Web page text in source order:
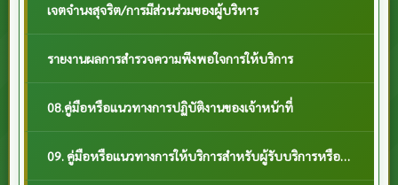
เจตจำนงสุจริต/การมีส่วนร่วมของผู้บริหาร
รายงานผลการสำรวจความพึงพอใจการให้บริการ
08.คู่มือหรือแนวทางการปฏิบัติงานของเจ้าหน้าที่
09. คู่มือหรือแนวทางการให้บริการสำหรับผู้รับบริการหรือผู้มาติดต่อ